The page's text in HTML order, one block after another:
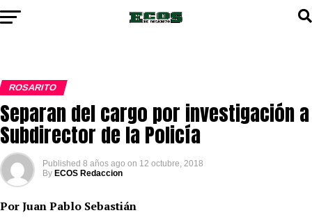
ROSARITO
Separan del cargo por investigación a
Subdirector de la Policía
Published 8 años ago on 12 octubre, 2018
By ECOS Redaccion
Por Juan Pablo Sebastián